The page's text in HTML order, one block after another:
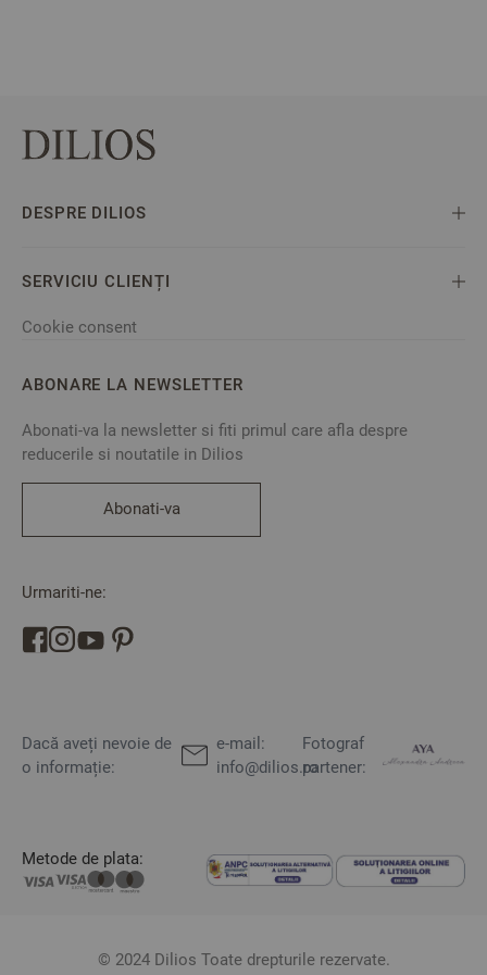
DESPRE DILIOS
SERVICIU CLIENȚI
Cookie consent
ABONARE LA NEWSLETTER
Abonati-va la newsletter si fiti primul care afla despre
reducerile si noutatile in Dilios
Abonati-va
Urmariti-ne:
Dacă aveți nevoie de
o informație:
e-mail:
info@dilios.ro
Fotograf
partener:
Metode de plata:
© 2024 Dilios Toate drepturile rezervate.